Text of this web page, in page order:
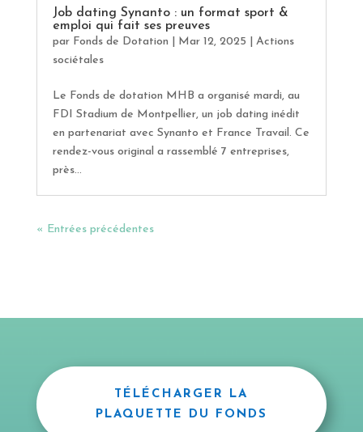
Job dating Synanto : un format sport &
emploi qui fait ses preuves
par Fonds de Dotation Mar 12, 2025
Actions
sociétales
Le Fonds de dotation MHB a organisé mardi, au
FDI Stadium de Montpellier, un job dating inédit
en partenariat avec Synanto et France Travail. Ce
rendez-vous original a rassemblé 7 entreprises,
près...
« Entrées précédentes
TÉLÉCHARGER LA
PLAQUETTE DU FONDS